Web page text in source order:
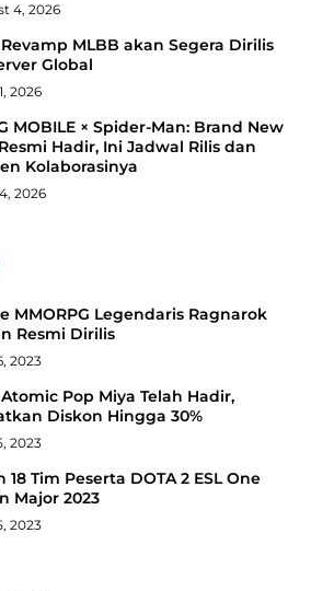
4, 2026
MLBB akan Segera Dirilis
Global
2026
MOBILE × Spider-Man: Brand New
Hadir, Ini Jadwal Rilis dan
Kolaborasinya
2026
MMORPG Legendaris Ragnarok
Resmi Dirilis
2023
Pop Miya Telah Hadir,
Diskon Hingga 30%
2023
18 Tim Peserta DOTA 2 ESL One
Major 2023
2023